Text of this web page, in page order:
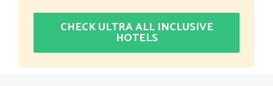
CHECK ULTRA ALL INCLUSIVE
HOTELS